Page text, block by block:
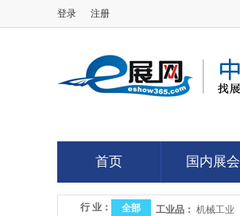
登录 注册
首页
首页
国内展会
国内展会
行 业： 全部 工业品： 机械工业